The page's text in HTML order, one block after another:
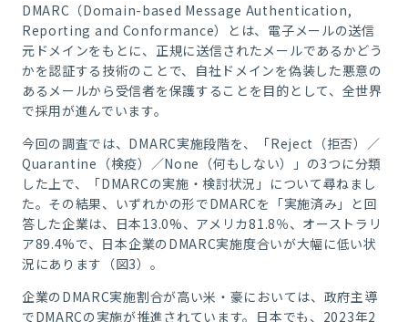
DMARC（Domain-based Message Authentication,
Reporting and Conformance）とは、電子メールの送信
元ドメインをもとに、正規に送信されたメールであるかどう
かを認証する技術のことで、自社ドメインを偽装した悪意の
あるメールから受信者を保護することを目的として、全世界
で採用が進んでいます。
今回の調査では、DMARC実施段階を、「Reject（拒否）／
Quarantine（検疫）／None（何もしない）」の3つに分類
した上で、「DMARCの実施・検討状況」について尋ねまし
た。その結果、いずれかの形でDMARCを「実施済み」と回
答した企業は、日本13.0%、アメリカ81.8％、オーストラリ
ア89.4%で、日本企業のDMARC実施度合いが大幅に低い状
況にあります（図3）。
企業の DMARC実施割合が高い米・豪においては、政府主導
でDMARCの実施が推進されています。日本でも、 2023年2